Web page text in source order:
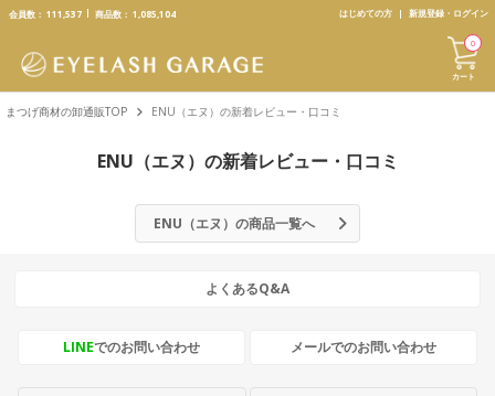
text.skipToContent
text.skipToNavigation
会員数： 111,537 商品数： 1,085,104 はじめての方 新規登録・ログイン
カート
0
まつげ商材の卸通販TOP ENU（エヌ）の新着レビュー・口コミ
ENU（エヌ）の新着レビュー・口コミ
ENU（エヌ）の商品一覧へ
よくあるQ&A
LINEでのお問い合わせ メールでのお問い合わせ